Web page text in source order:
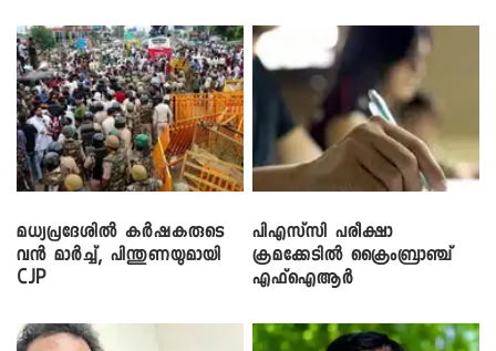
മധ്യപ്രദേശിൽ കർഷകരുടെ
വൻ മാർച്ച്, പിന്തുണയുമായി
CJP
പിഎസ്‌സി പരീക്ഷാ
ക്രമക്കേ‌ടിൽ ക്രൈംബ്രാഞ്ച്
എഫ്ഐആർ